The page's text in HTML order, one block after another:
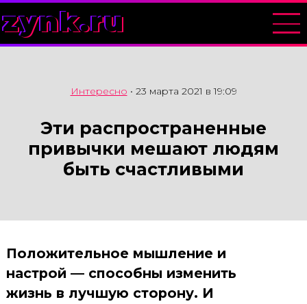
zynk.ru
Интересно • 23 марта 2021 в 19:09
Эти распространенные
привычки мешают людям
быть счастливыми
Положительное мышление и
настрой — способны изменить
жизнь в лучшую сторону. И